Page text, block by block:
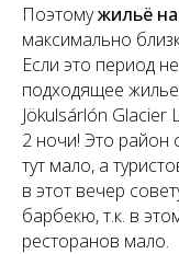
Поэтомужильё
максимально
Если это период
подходящее
Jökulsárlón Glacier
2 ночи! Это район
тут мало, а
в этот вечер
барбекю, т.к. в
ресторанов мало.